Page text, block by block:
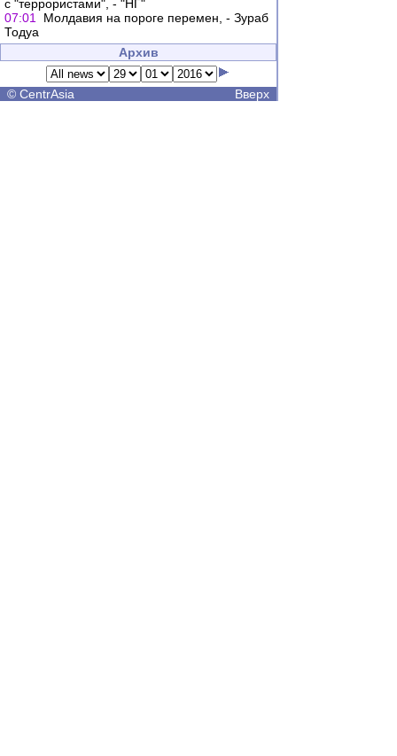
с "террористами", - "НГ"
07:01
Молдавия на пороге перемен, - Зураб
Тодуа
Архив
© CentrAsia Вверх